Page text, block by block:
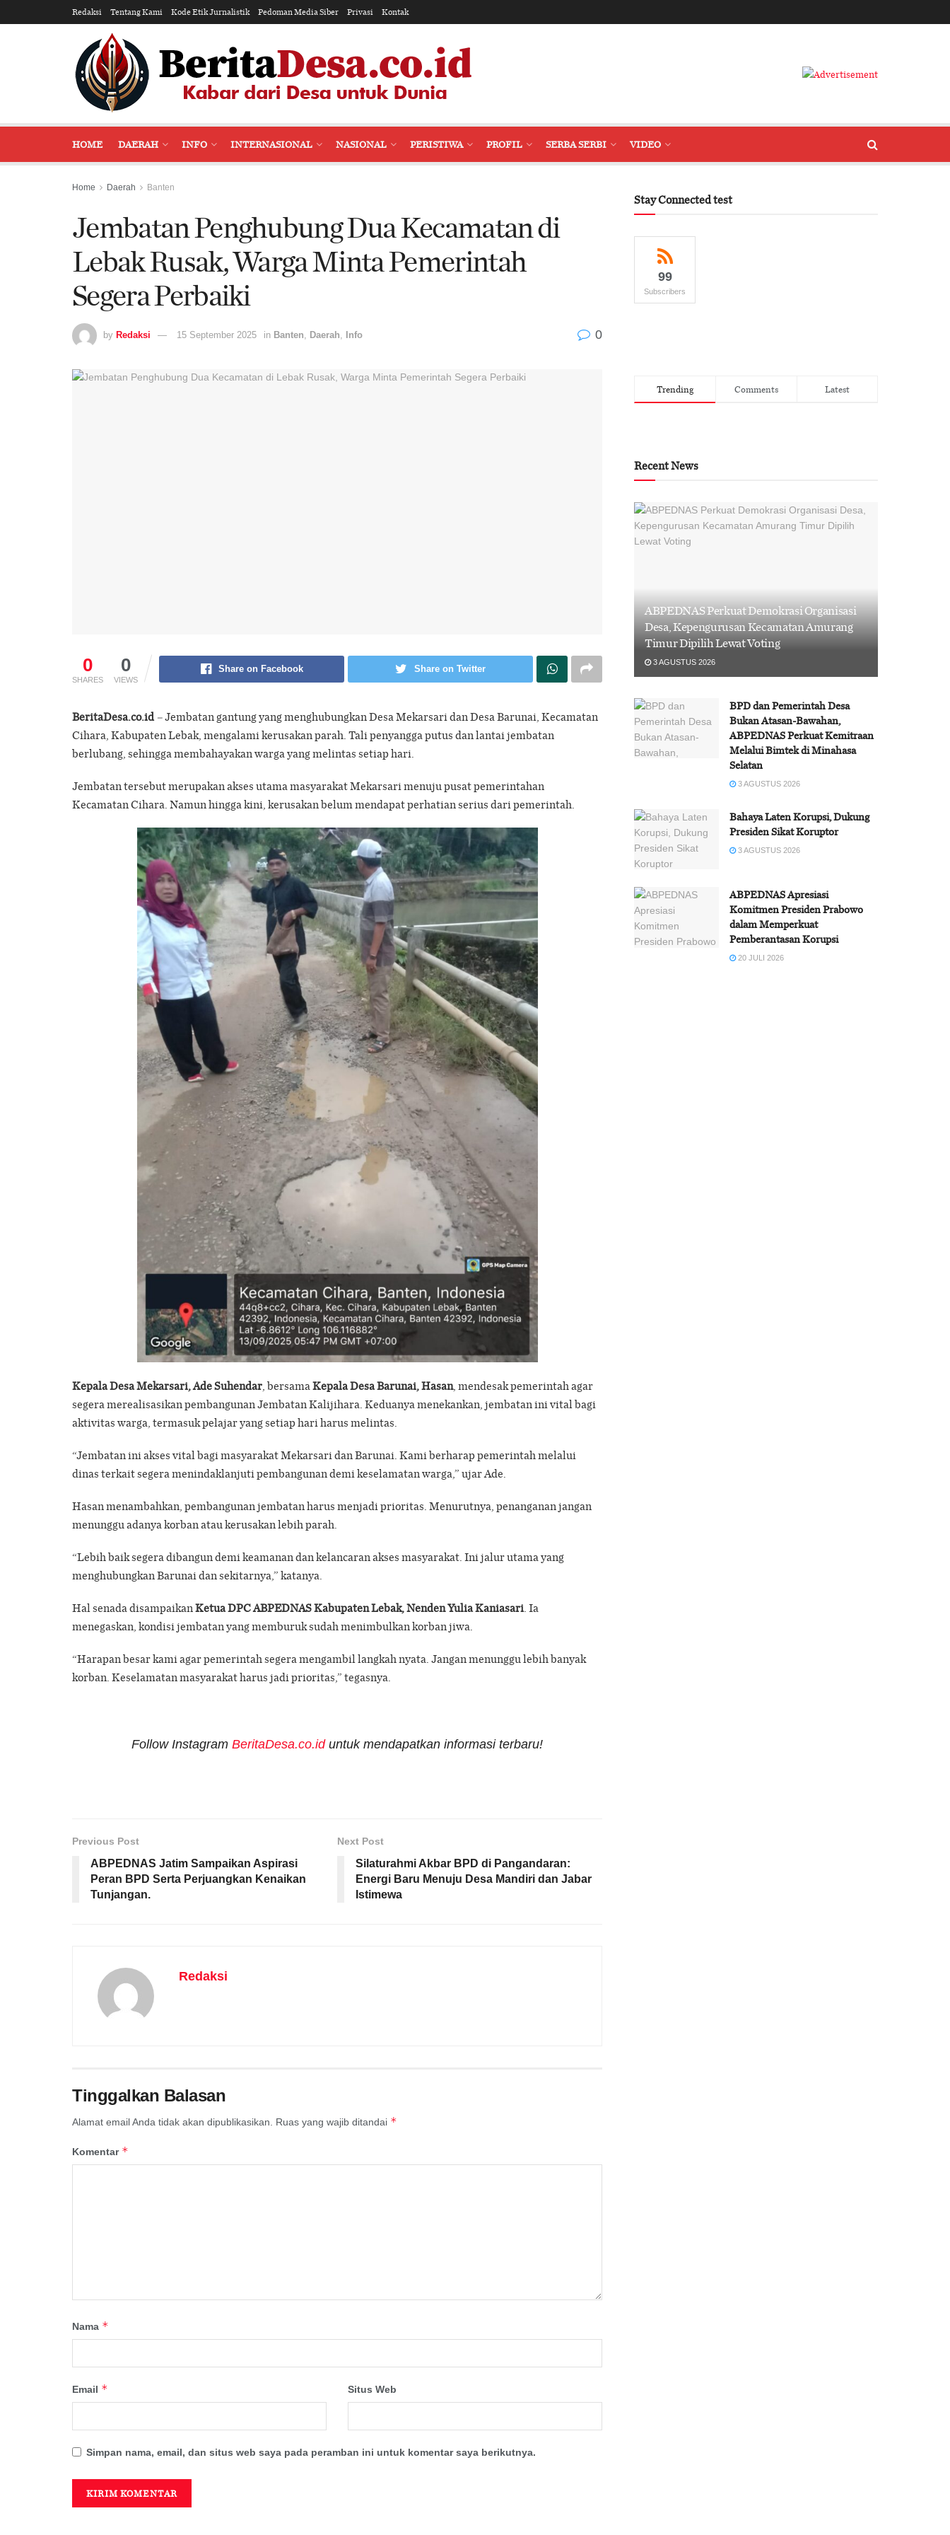
Redaksi Tentang Kami Kode Etik Jurnalistik Pedoman Media Siber Privasi Kontak
HOME DAERAH INFO INTERNASIONAL NASIONAL PERISTIWA PROFIL SERBA SERBI VIDEO
Home Daerah Banten
Jembatan Penghubung Dua Kecamatan di
Lebak Rusak, Warga Minta Pemerintah
Segera Perbaiki
by Redaksi 15 September 2025 in Banten Daerah Info 0
0
SHARES
0
VIEWS
Share on Facebook Share on Twitter
BeritaDesa.co.id –Jembatan gantung yang menghubungkan Desa Mekarsari dan Desa Barunai, Kecamatan
Cihara, Kabupaten Lebak, mengalami kerusakan parah. Tali penyangga putus dan lantai jembatan
berlubang, sehingga membahayakan warga yang melintas setiap hari.
Jembatan tersebut merupakan akses utama masyarakat Mekarsari menuju pusat pemerintahan
Kecamatan Cihara. Namun hingga kini, kerusakan belum mendapat perhatian serius dari pemerintah.
Kepala Desa Mekarsari, Ade Suhendar, bersamaKepala Desa Barunai, Hasan, mendesak pemerintah agar
segera merealisasikan pembangunan Jembatan Kalijihara. Keduanya menekankan, jembatan ini vital bagi
aktivitas warga, termasuk pelajar yang setiap hari harus melintas.
“Jembatan ini akses vital bagi masyarakat Mekarsari dan Barunai. Kami berharap pemerintah melalui
dinas terkait segera menindaklanjuti pembangunan demi keselamatan warga,” ujar Ade.
Hasan menambahkan, pembangunan jembatan harus menjadi prioritas. Menurutnya, penanganan jangan
menunggu adanya korban atau kerusakan lebih parah.
“Lebih baik segera dibangun demi keamanan dan kelancaran akses masyarakat. Ini jalur utama yang
menghubungkan Barunai dan sekitarnya,” katanya.
Hal senada disampaikanKetua DPC ABPEDNAS Kabupaten Lebak, Nenden Yulia Kaniasari. Ia
menegaskan, kondisi jembatan yang memburuk sudah menimbulkan korban jiwa.
“Harapan besar kami agar pemerintah segera mengambil langkah nyata. Jangan menunggu lebih banyak
korban. Keselamatan masyarakat harus jadi prioritas,” tegasnya.
Follow Instagram BeritaDesa.co.iduntuk mendapatkan informasi terbaru!
Previous Post
ABPEDNAS Jatim Sampaikan Aspirasi
Peran BPD Serta Perjuangkan Kenaikan
Tunjangan.
Next Post
Silaturahmi Akbar BPD di Pangandaran:
Energi Baru Menuju Desa Mandiri dan Jabar
Istimewa
Redaksi
Tinggalkan Balasan
Alamat email Anda tidak akan dipublikasikan. Ruas yang wajib ditandai *
Komentar *
Nama *
Email * Situs Web
Simpan nama, email, dan situs web saya pada peramban ini untuk komentar saya berikutnya.
Stay Connected test
99
Subscribers
Trending Comments Latest
Recent News
ABPEDNAS Perkuat Demokrasi Organisasi
Desa, Kepengurusan Kecamatan Amurang
Timur Dipilih Lewat Voting
3 AGUSTUS 2026
BPD dan Pemerintah Desa
Bukan Atasan-Bawahan,
ABPEDNAS Perkuat Kemitraan
Melalui Bimtek di Minahasa
Selatan
3 AGUSTUS 2026
Bahaya Laten Korupsi, Dukung
Presiden Sikat Koruptor
3 AGUSTUS 2026
ABPEDNAS Apresiasi
Komitmen Presiden Prabowo
dalam Memperkuat
Pemberantasan Korupsi
20 JULI 2026